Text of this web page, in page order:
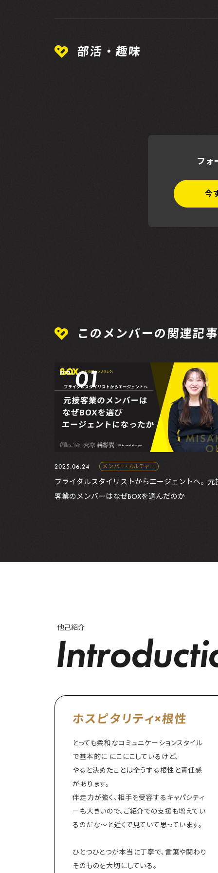
部活・趣味
フォ
今
このメンバーの関連記
no.01
2025.06.24 メンバー・カルチャー
ブライダルスタイリストからエージェントへ。元
客業のメンバーはなぜBOXを選んだのか
他己紹介
ホスピタリティ×根性
とっても柔和なコミュニケーションスタイル
で基本的に にこにこしているけど、
やると決めたことは全うする根性と責任感
があります。
伴走力が強く、相手を受容するキャパシティ
ーも大きいので、ご紹介での支援も増えてい
るのだな～と近くで見ていて思っています。
ひとつひとつが本当に丁寧で、言葉や関わり
そのものを大切にしている。